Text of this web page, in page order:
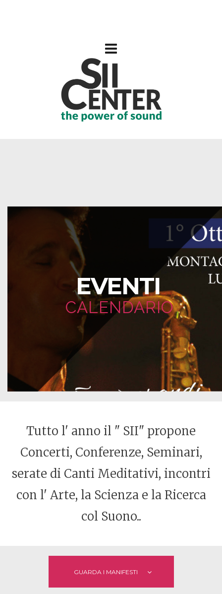
EVENTI
CALENDARIO
Tutto l' anno il " SII" propone
Concerti, Conferenze, Seminari,
serate di Canti Meditativi, incontri
con l' Arte, la Scienza e la Ricerca
col Suono..
GUARDA I MANIFESTI